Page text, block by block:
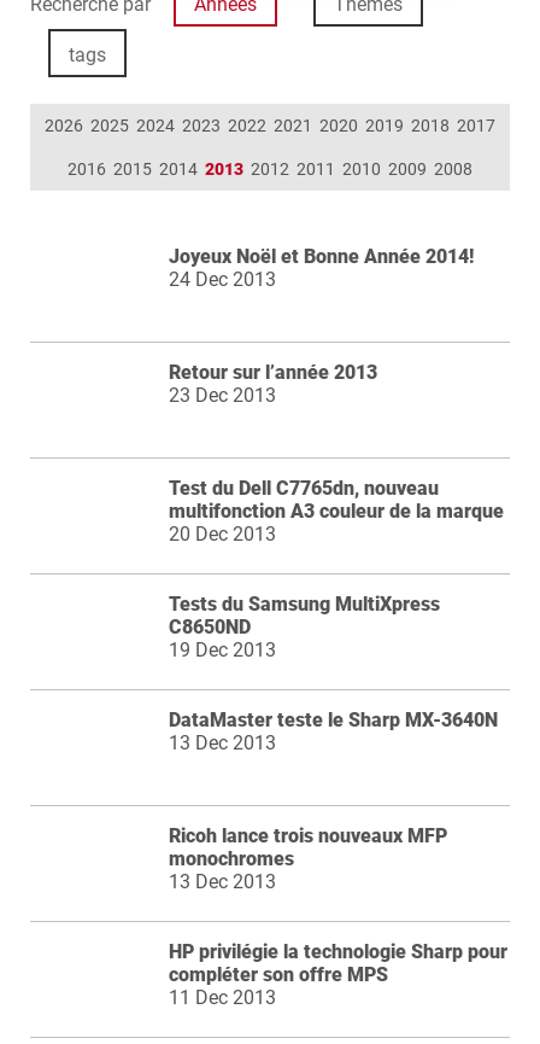
tags
2026 2025 2024 2023 2022 2021 2020 2019 2018 2017
2016 2015 2014 2013 2012 2011 2010 2009 2008
Joyeux Noël et Bonne Année 2014!
24 Dec 2013
Retour sur l’année 2013
23 Dec 2013
Test du Dell C7765dn, nouveau
multifonction A3 couleur de la marque
20 Dec 2013
Tests du Samsung MultiXpress
C8650ND
19 Dec 2013
DataMaster teste le Sharp MX-3640N
13 Dec 2013
Ricoh lance trois nouveaux MFP
monochromes
13 Dec 2013
HP privilégie la technologie Sharp pour
compléter son offre MPS
11 Dec 2013